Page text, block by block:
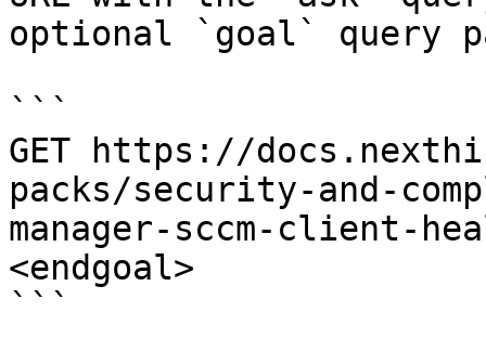
optional `goal` query
```
GET https://
packs/security-and-
manager-sccm-client-
<endgoal>
```